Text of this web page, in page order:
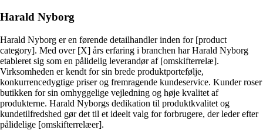
Harald Nyborg
Harald Nyborg er en førende detailhandler inden for [product
category]. Med over [X] års erfaring i branchen har Harald Nyborg
etableret sig som en pålidelig leverandør af [omskifterrelæ].
Virksomheden er kendt for sin brede produktportefølje,
konkurrencedygtige priser og fremragende kundeservice. Kunder roser
butikken for sin omhyggelige vejledning og høje kvalitet af
produkterne. Harald Nyborgs dedikation til produktkvalitet og
kundetilfredshed gør det til et ideelt valg for forbrugere, der leder efter
pålidelige [omskifterrelæer].